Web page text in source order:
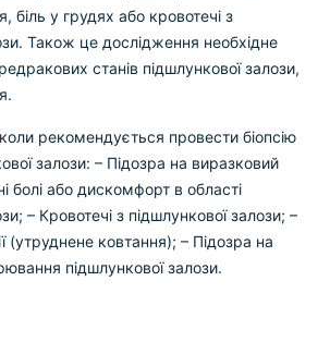
біль у грудях або кровотечі з
Також це дослідження необхідне
станів підшлункової залози,
рекомендується провести біопсію
залози: – Підозра на виразковий
болі або дискомфорт в області
– Кровотечі з підшлункової залози; –
(утруднене ковтання); – Підозра на
підшлункової залози.